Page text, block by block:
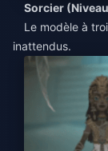
Sorcier
Le modèle à
inattendus.